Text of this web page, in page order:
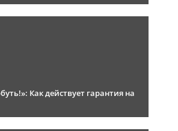
Как действует гарантия на